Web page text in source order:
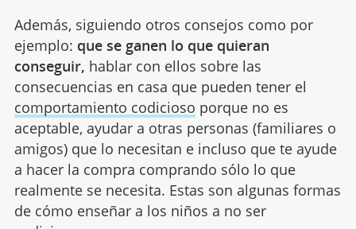
Además, siguiendo otros consejos como por
ejemplo: que se ganen lo que quieran
conseguir, hablar con ellos sobre las
consecuencias en casa que pueden tener el
comportamiento codicioso porque no es
aceptable, ayudar a otras personas (familiares o
amigos) que lo necesitan e incluso que te ayude
a hacer la compra comprando sólo lo que
realmente se necesita. Estas son algunas formas
de cómo enseñar a los niños a no ser